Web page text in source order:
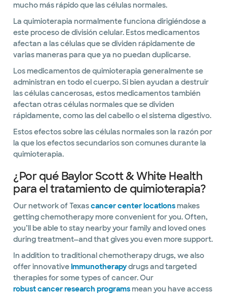
mucho más rápido que las células normales.
La quimioterapia normalmente funciona dirigiéndose a
este proceso de división celular. Estos medicamentos
afectan a las células que se dividen rápidamente de
varias maneras para que ya no puedan duplicarse.
Los medicamentos de quimioterapia generalmente se
administran en todo el cuerpo. Si bien ayudan a destruir
las células cancerosas, estos medicamentos también
afectan otras células normales que se dividen
rápidamente, como las del cabello o el sistema digestivo.
Estos efectos sobre las células normales son la razón por
la que los efectos secundarios son comunes durante la
quimioterapia.
¿Por qué Baylor Scott & White Health
para el tratamiento de quimioterapia?
Our network of Texascancer center locations makes
getting chemotherapy more convenient for you. Often,
you’ll be able to stay nearby your family and loved ones
during treatment—and that gives you even more support.
In addition to traditional chemotherapy drugs, we also
offer innovativeimmunotherapydrugs and targeted
therapies for some types of cancer. Our
robust cancer research programs mean you have access